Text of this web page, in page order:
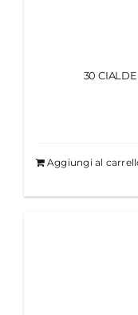
30
Aggiungi al